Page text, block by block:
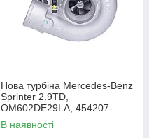
Нова турбіна Mercedes-Benz
Sprinter 2.9TD,
OM602DE29LA, 454207-
5001S, A6020960899 1995+
В наявності